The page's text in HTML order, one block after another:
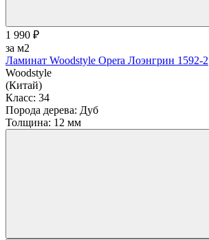
1 990 ₽
за м2
Ламинат Woodstyle Opera Лоэнгрин 1592-2
Woodstyle
(Китай)
Класс: 34
Порода дерева: Дуб
Толщина: 12 мм